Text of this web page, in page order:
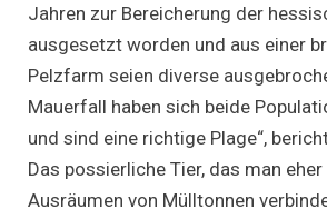
Jahren zur Bereicherung der
ausgesetzt worden und aus einer
Pelzfarm seien diverse
Mauerfall haben sich beide
und sind eine richtige Plage“,
Das possierliche Tier, das man
Ausräumen von Mülltonnen